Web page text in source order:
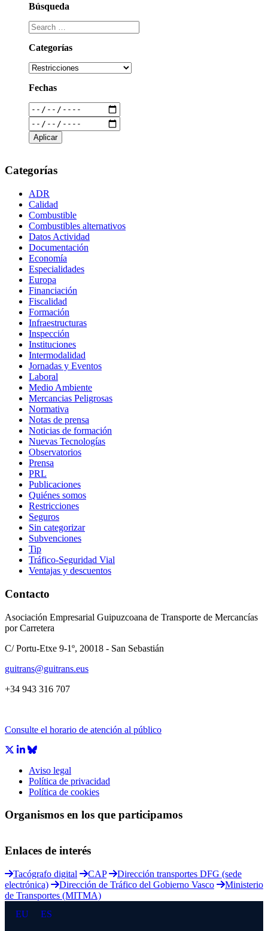
Búsqueda
Categorías
Fechas
Categorías
ADR
Calidad
Combustible
Combustibles alternativos
Datos Actividad
Documentación
Economía
Especialidades
Europa
Financiación
Fiscalidad
Formación
Infraestructuras
Inspección
Instituciones
Intermodalidad
Jornadas y Eventos
Laboral
Medio Ambiente
Mercancias Peligrosas
Normativa
Notas de prensa
Noticias de formación
Nuevas Tecnologías
Observatorios
Prensa
PRL
Publicaciones
Quiénes somos
Restricciones
Seguros
Sin categorizar
Subvenciones
Tip
Tráfico-Seguridad Vial
Ventajas y descuentos
Contacto
Asociación Empresarial Guipuzcoana de Transporte de Mercancías
por Carretera
C/ Portu-Etxe 9-1º, 20018 - San Sebastián
guitrans@guitrans.eus
+34 943 316 707
Consulte el horario de atención al público
Aviso legal
Política de privacidad
Política de cookies
Organismos en los que participamos
Enlaces de interés
Tacógrafo digital CAP
Dirección transportes DFG (sede
electrónica)
Dirección de Tráfico del Gobierno Vasco
Ministerio
de Transportes (MITMA)
EU
ES